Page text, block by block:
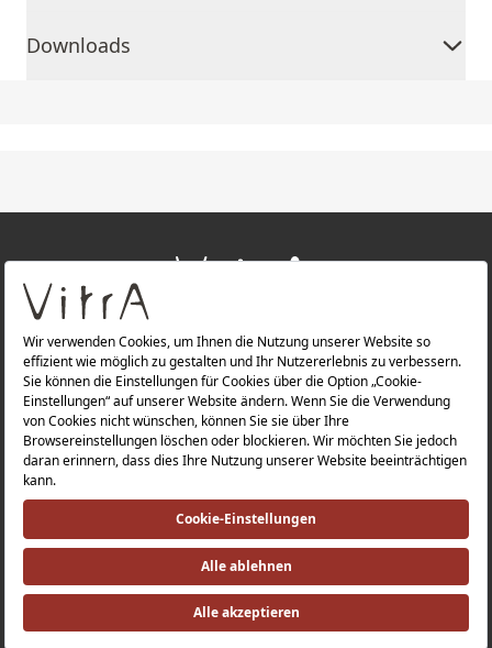
Downloads
ÜBER UNS
PRODUKTE
Datenschutzerklärung |Impressum |
Investorenbeziehung |